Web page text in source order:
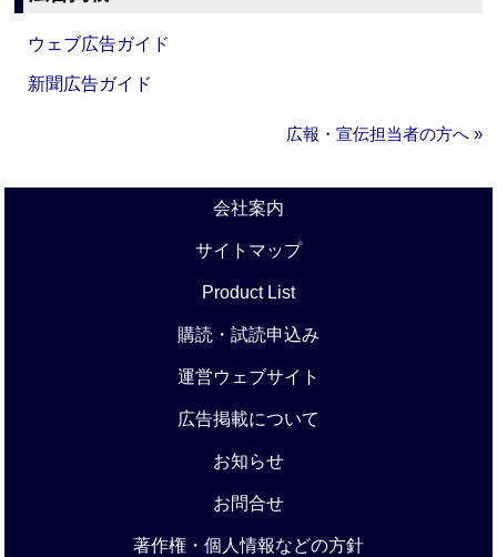
ウェブ広告ガイド
新聞広告ガイド
広報・宣伝担当者の方へ »
会社案内
サイトマップ
Product List
購読・試読申込み
運営ウェブサイト
広告掲載について
お知らせ
お問合せ
著作権・個人情報などの方針